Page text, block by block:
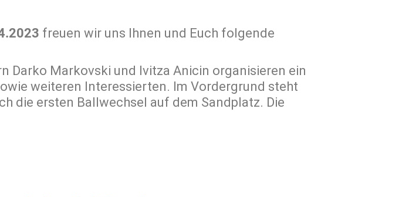
freuen wir uns Ihnen und Euch folgende
Darko Markovski und Ivitza Anicin organisieren ein
weiteren Interessierten. Im Vordergrund steht
die ersten Ballwechsel auf dem Sandplatz. Die